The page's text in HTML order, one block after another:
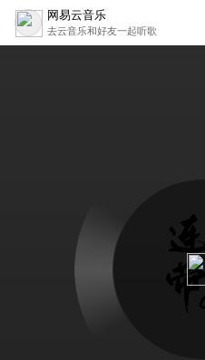
网易云音乐
去云音乐和好友一起听歌